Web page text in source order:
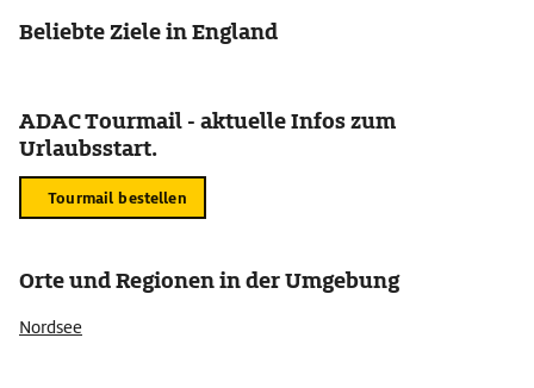
Beliebte Ziele in England
ADAC Tourmail - aktuelle Infos zum
Urlaubsstart.
Tourmail bestellen
Orte und Regionen in der Umgebung
Nordsee